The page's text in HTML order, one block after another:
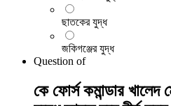
ছাতকের যুদ্ধ
জকিগঞ্জের যুদ্ধ
Question of
কে ফোর্স কমান্ডার